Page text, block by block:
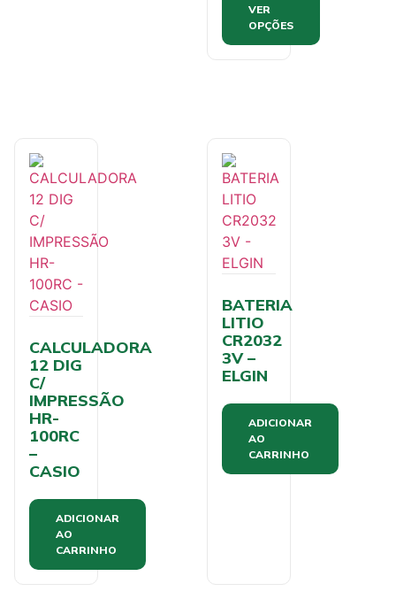
VER
OPÇÕES
CALCULADORA
12 DIG
C/
IMPRESSÃO
HR-
100RC
–
CASIO
ADICIONAR
AO
CARRINHO
BATERIA
LITIO
CR2032
3V –
ELGIN
ADICIONAR
AO
CARRINHO